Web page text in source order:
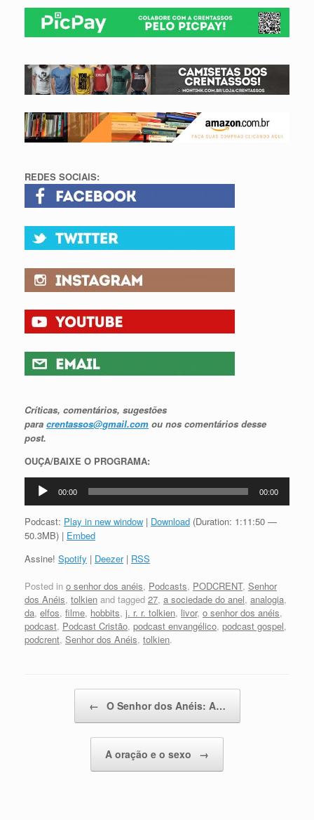
REDES SOCIAIS:
Críticas, comentários, sugestões
para crentassos@gmail.com ou nos comentários desse
post.
OUÇA/BAIXE O PROGRAMA:
Tocador
00:00 00:00
Podcast: Play in new window | Download (Duration: 1:11:50 —
50.3MB) | Embed
Assine! Spotify | Deezer| RSS
Posted in o senhor dos anéis, Podcasts, PODCRENT, Senhor
dos Anéis, tolkien and tagged 27, a sociedade do anel, analogia,
da, elfos, filme, hobbits, j. r. r. tolkien, livor, o senhor dos anéis,
podcast, Podcast Cristão, podcast envangélico, podcast gospel,
podcrent, Senhor dos Anéis, tolkien.
← O Senhor dos Anéis: A…
A oração e o sexo →